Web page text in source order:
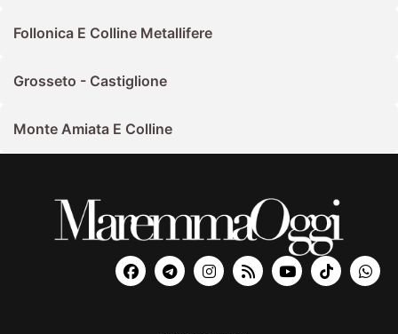
Follonica E Colline Metallifere
Grosseto - Castiglione
Monte Amiata E Colline